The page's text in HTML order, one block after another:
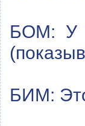
БОМ: У
БИМ: